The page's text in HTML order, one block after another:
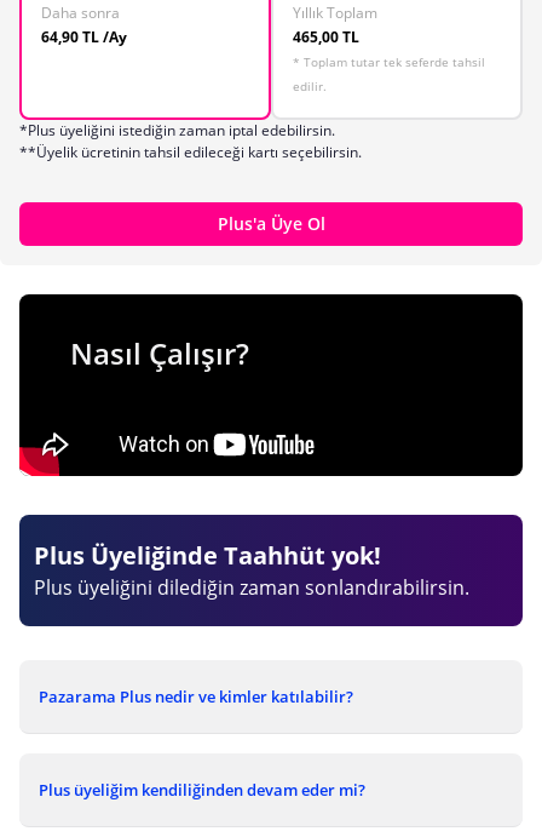
Daha sonra
64,90 TL /Ay
Yıllık Toplam
465,00 TL
* Toplam tutar tek seferde tahsil
edilir.
*Plus üyeliğini istediğin zaman iptal edebilirsin.
**Üyelik ücretinin tahsil edileceği kartı seçebilirsin.
Plus'a Üye Ol
Nasıl Çalışır?
Plus Üyeliğinde Taahhüt yok!
Plus üyeliğini dilediğin zaman sonlandırabilirsin.
Pazarama Plus nedir ve kimler katılabilir?
Plus üyeliğim kendiliğinden devam eder mi?